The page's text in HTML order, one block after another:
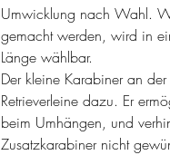
Umwicklung nach Wahl.
gemacht werden, wird in
Länge wählbar.
Der kleine Karabiner an
Retrieverleine dazu. Er
beim Umhängen, und
Zusatzkarabiner nicht